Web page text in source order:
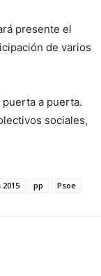
presente el
de varios
a puerta.
sociales,
pp Psoe